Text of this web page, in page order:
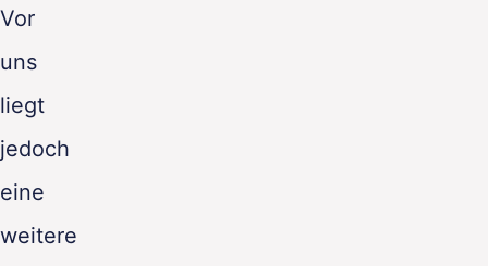
Vor
uns
liegt
jedoch
eine
weitere